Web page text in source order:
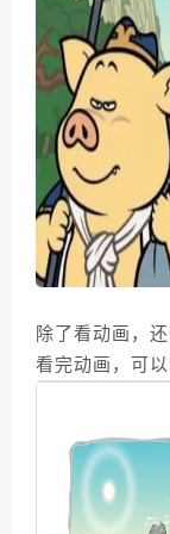
除了看动画，
看完动画，可